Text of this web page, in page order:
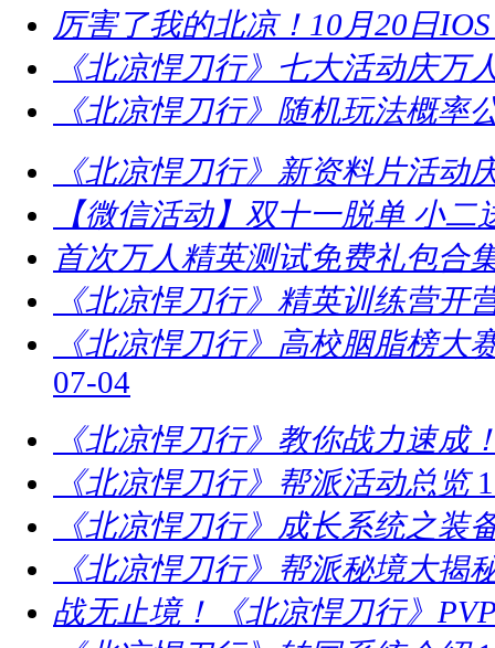
厉害了我的北凉！10月20日
《北凉悍刀行》七大活动庆万
《北凉悍刀行》随机玩法概率
《北凉悍刀行》新资料片活动
【微信活动】双十一脱单 小二
首次万人精英测试免费礼包合
《北凉悍刀行》精英训练营开
《北凉悍刀行》高校胭脂榜大
07-04
《北凉悍刀行》教你战力速成
《北凉悍刀行》帮派活动总览
《北凉悍刀行》成长系统之装
《北凉悍刀行》帮派秘境大揭
战无止境！《北凉悍刀行》